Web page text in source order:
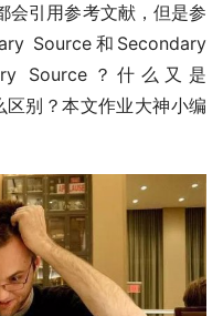
会引用参考文献，但是参
Source和Secondary
Source？什么又是
别？本文作业大神小编